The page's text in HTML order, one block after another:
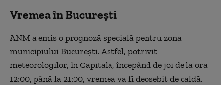
Vremea în București
ANM a emis o prognoză specială pentru zona
municipiului București. Astfel, potrivit
meteorologilor, în Capitală, începând de joi de la ora
12:00, până la 21:00, vremea va fi deosebit de caldă.